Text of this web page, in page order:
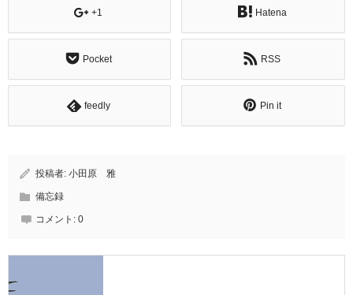
+1 Hatena
Pocket RSS
feedly Pin it
投稿者: 小田原 雅
備忘録
コメント: 0